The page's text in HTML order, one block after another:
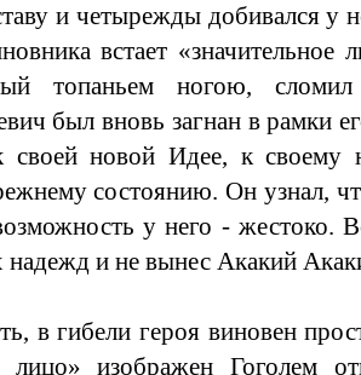
и четырежды добивался у
встает
топаньем ногою, сломил
был вновь загнан в рамки
своей новой Идее, к
состоянию. Он узнал,
у него - жестоко.
надежд и не вынес Акакий
в гибели героя виновен
лицо» изображен Гоголем